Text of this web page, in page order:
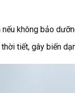
không bảo
tiết, gây biến